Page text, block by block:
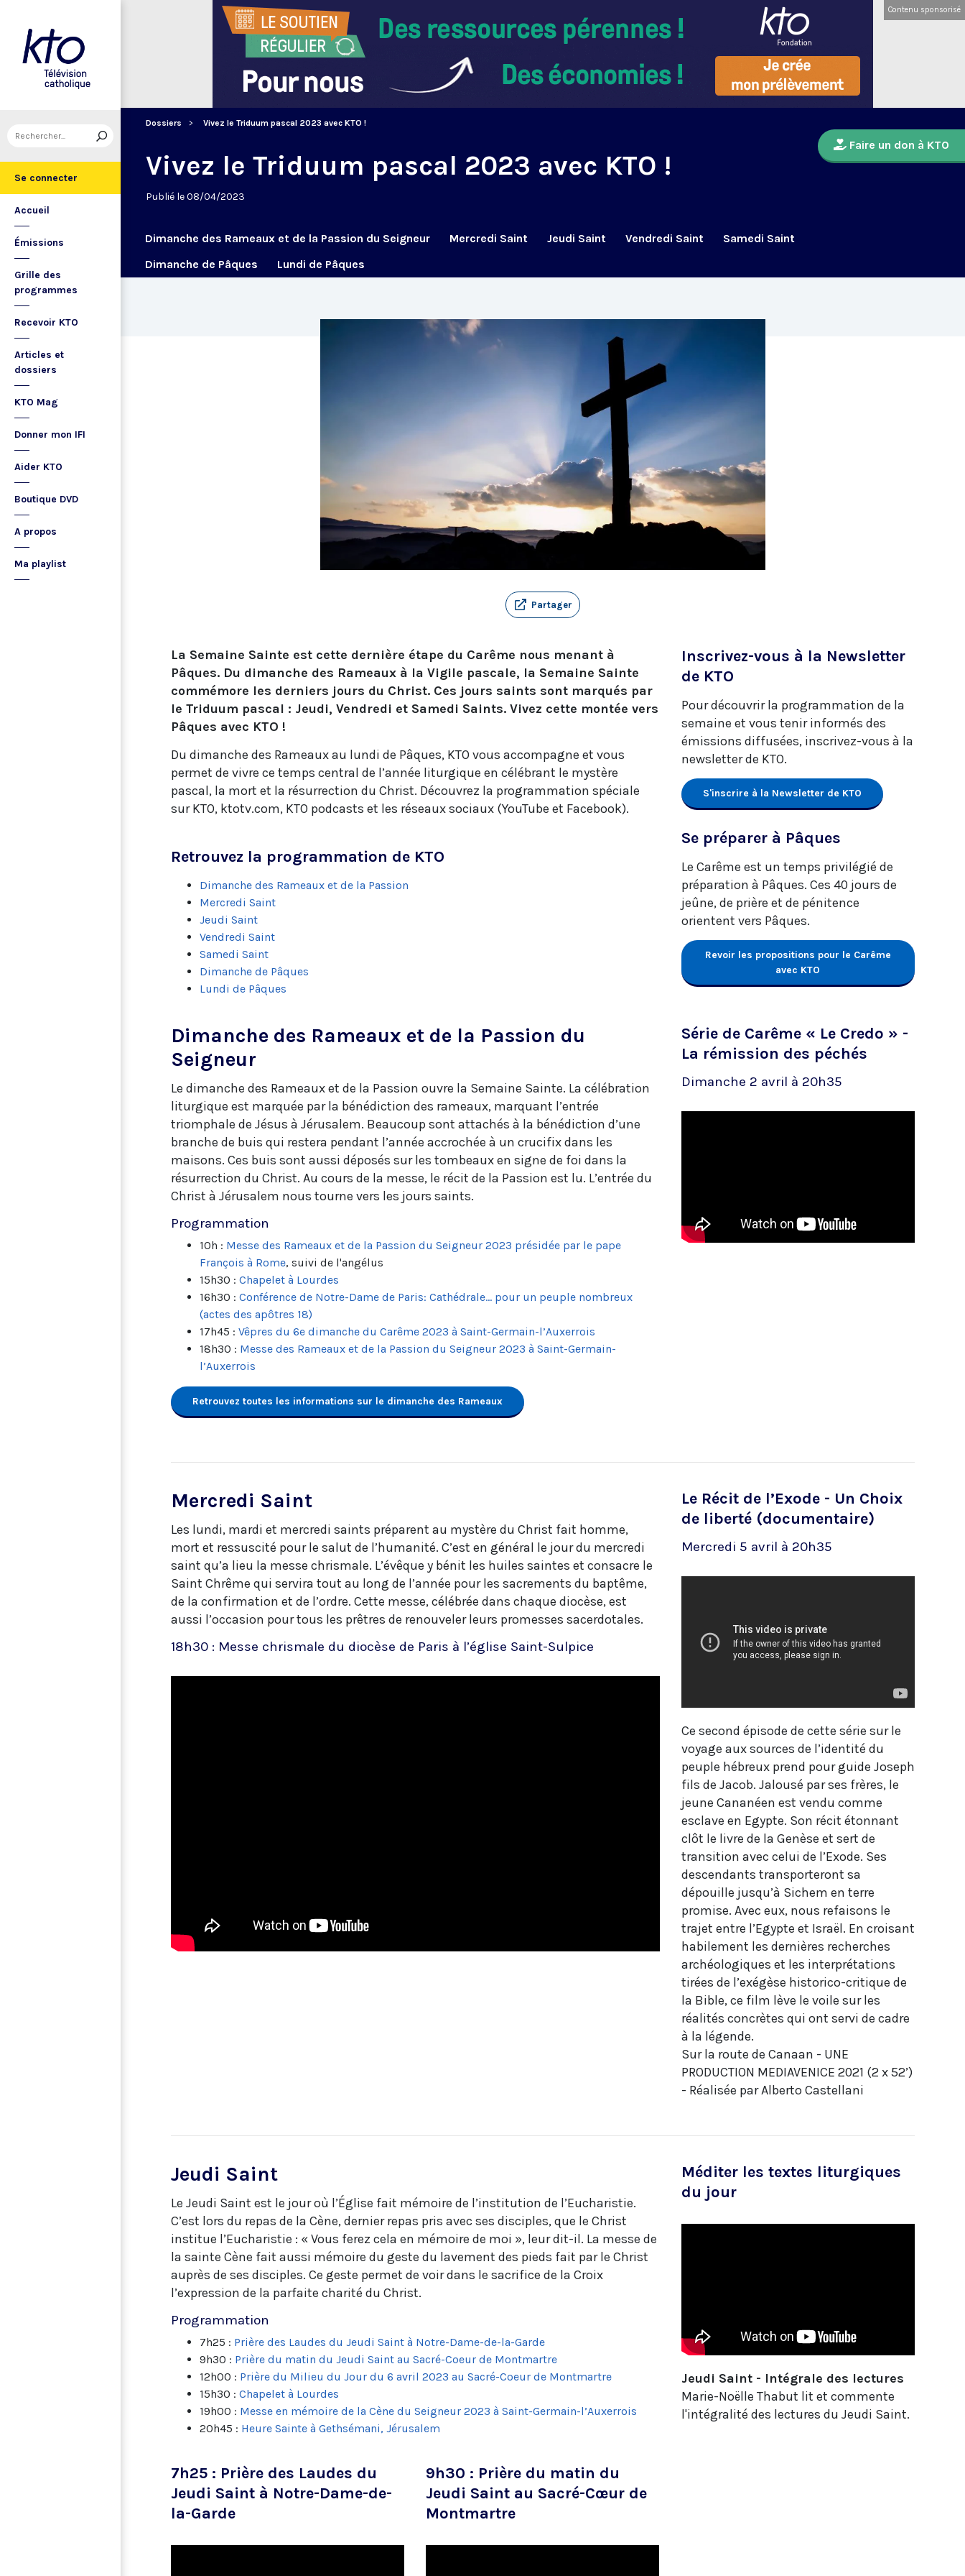
Se connecter
Accueil
Émissions
Grille des
programmes
Recevoir KTO
Articles et
dossiers
KTO Mag
Donner mon IFI
Aider KTO
Boutique DVD
A propos
Ma playlist
Contenu sponsorisé
Dossiers Vivez le Triduum pascal 2023 avec KTO !
Faire un don à KTO
Vivez le Triduum pascal 2023 avec KTO !
Publié le 08/04/2023
Dimanche des Rameaux et de la Passion du Seigneur Mercredi Saint Jeudi Saint Vendredi Saint
Samedi Saint
Dimanche de Pâques
Lundi de Pâques
Partager
La Semaine Sainte est cette dernière étape du Carême nous menant à
Pâques. Du dimanche des Rameaux à la Vigile pascale, la Semaine Sainte
commémore les derniers jours du Christ. Ces jours saints sont marqués par
le Triduum pascal : Jeudi, Vendredi et Samedi Saints. Vivez cette montée vers
Pâques avec KTO !
Du dimanche des Rameaux au lundi de Pâques, KTO vous accompagne et vous
permet de vivre ce temps central de l’année liturgique en célébrant le mystère
pascal, la mort et la résurrection du Christ. Découvrez la programmation spéciale
sur KTO, ktotv.com, KTO podcasts et les réseaux sociaux (YouTube et Facebook).
Retrouvez la programmation de KTO
Dimanche des Rameaux et de la Passion
Mercredi Saint
Jeudi Saint
Vendredi Saint
Samedi Saint
Dimanche de Pâques
Lundi de Pâques
Inscrivez-vous à la Newsletter
de KTO
Pour découvrir la programmation de la
semaine et vous tenir informés des
émissions diffusées, inscrivez-vous à la
newsletter de KTO.
S'inscrire à la Newsletter de KTO
Se préparer à Pâques
Le Carême est un temps privilégié de
préparation à Pâques. Ces 40 jours de
jeûne, de prière et de pénitence
orientent vers Pâques.
Revoir les propositions pour le Carême
avec KTO
Dimanche des Rameaux et de la Passion du
Seigneur
Le dimanche des Rameaux et de la Passion ouvre la Semaine Sainte. La célébration
liturgique est marquée par la bénédiction des rameaux, marquant l’entrée
triomphale de Jésus à Jérusalem. Beaucoup sont attachés à la bénédiction d’une
branche de buis qui restera pendant l’année accrochée à un crucifix dans les
maisons. Ces buis sont aussi déposés sur les tombeaux en signe de foi dans la
résurrection du Christ. Au cours de la messe, le récit de la Passion est lu. L’entrée du
Christ à Jérusalem nous tourne vers les jours saints.
Programmation
10h : Messe des Rameaux et de la Passion du Seigneur 2023 présidée par le pape
François à Rome, suivi de l'angélus
15h30 : Chapelet à Lourdes
16h30 : Conférence de Notre-Dame de Paris: Cathédrale... pour un peuple nombreux
(actes des apôtres 18)
17h45 : Vêpres du 6e dimanche du Carême 2023 à Saint-Germain-l’Auxerrois
18h30 : Messe des Rameaux et de la Passion du Seigneur 2023 à Saint-Germain-
l’Auxerrois
Retrouvez toutes les informations sur le dimanche des Rameaux
Série de Carême « Le Credo » -
La rémission des péchés
Dimanche 2 avril à 20h35
Mercredi Saint
Les lundi, mardi et mercredi saints préparent au mystère du Christ fait homme,
mort et ressuscité pour le salut de l’humanité. C’est en général le jour du mercredi
saint qu’a lieu la messe chrismale. L’évêque y bénit les huiles saintes et consacre le
Saint Chrême qui servira tout au long de l’année pour les sacrements du baptême,
de la confirmation et de l’ordre. Cette messe, célébrée dans chaque diocèse, est
aussi l’occasion pour tous les prêtres de renouveler leurs promesses sacerdotales.
18h30 : Messe chrismale du diocèse de Paris à l’église Saint-Sulpice
Le Récit de l’Exode - Un Choix
de liberté (documentaire)
Mercredi 5 avril à 20h35
Ce second épisode de cette série sur le
voyage aux sources de l’identité du
peuple hébreux prend pour guide Joseph
fils de Jacob. Jalousé par ses frères, le
jeune Cananéen est vendu comme
esclave en Egypte. Son récit étonnant
clôt le livre de la Genèse et sert de
transition avec celui de l’Exode. Ses
descendants transporteront sa
dépouille jusqu’à Sichem en terre
promise. Avec eux, nous refaisons le
trajet entre l’Egypte et Israël. En croisant
habilement les dernières recherches
archéologiques et les interprétations
tirées de l’exégèse historico-critique de
la Bible, ce film lève le voile sur les
réalités concrètes qui ont servi de cadre
à la légende.
Sur la route de Canaan - UNE
PRODUCTION MEDIAVENICE 2021 (2 x 52’)
- Réalisée par Alberto Castellani
Jeudi Saint
Le Jeudi Saint est le jour où l’Église fait mémoire de l’institution de l’Eucharistie.
C’est lors du repas de la Cène, dernier repas pris avec ses disciples, que le Christ
institue l’Eucharistie : « Vous ferez cela en mémoire de moi », leur dit-il. La messe de
la sainte Cène fait aussi mémoire du geste du lavement des pieds fait par le Christ
auprès de ses disciples. Ce geste permet de voir dans le sacrifice de la Croix
l’expression de la parfaite charité du Christ.
Programmation
7h25 : Prière des Laudes du Jeudi Saint à Notre-Dame-de-la-Garde
9h30 : Prière du matin du Jeudi Saint au Sacré-Coeur de Montmartre
12h00 : Prière du Milieu du Jour du 6 avril 2023 au Sacré-Coeur de Montmartre
15h30 : Chapelet à Lourdes
19h00 : Messe en mémoire de la Cène du Seigneur 2023 à Saint-Germain-l’Auxerrois
20h45 : Heure Sainte à Gethsémani, Jérusalem
Méditer les textes liturgiques
du jour
Jeudi Saint - Intégrale des lectures
Marie-Noëlle Thabut lit et commente
l'intégralité des lectures du Jeudi Saint.
7h25 : Prière des Laudes du
Jeudi Saint à Notre-Dame-de-
la-Garde
9h30 : Prière du matin du
Jeudi Saint au Sacré-Cœur de
Montmartre